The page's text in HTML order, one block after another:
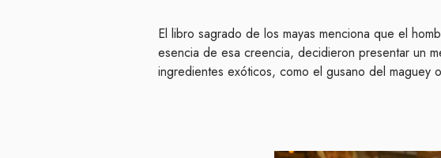
El libro sagrado de los mayas menciona que el
esencia de esa creencia, decidieron presentar un
ingredientes exóticos, como el gusano del maguey